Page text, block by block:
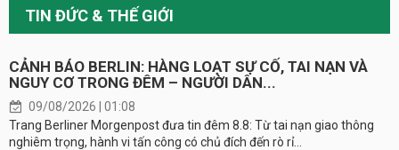
TIN ĐỨC & THẾ GIỚI
CẢNH BÁO BERLIN: HÀNG LOẠT SỰ CỐ, TAI NẠN VÀ
NGUY CƠ TRONG ĐÊM – NGƯỜI DÂN...
09/08/2026 | 01:08
Trang Berliner Morgenpost đưa tin đêm 8.8: Từ tai nạn giao thông
nghiêm trọng, hành vi tấn công có chủ đích đến rò rỉ...